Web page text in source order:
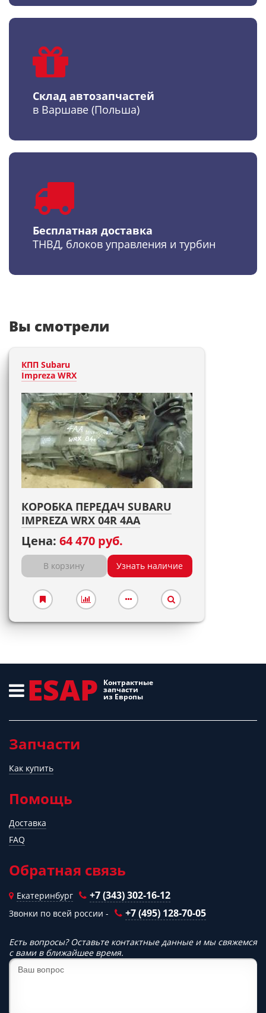
Склад автозапчастей
в Варшаве (Польша)
Бесплатная доставка
ТНВД, блоков управления и турбин
Вы смотрели
КПП Subaru
Impreza WRX
КОРОБКА ПЕРЕДАЧ SUBARU
IMPREZA WRX 04R 4AA
Цена: 64 470 руб.
В корзину Узнать наличие
ESAP Контрактные
запчасти
из Европы
Запчасти
Как купить
Помощь
Доставка
FAQ
Обратная связь
Екатеринбург +7 (343) 302-16-12
Звонки по всей россии - +7 (495) 128-70-05
Есть вопросы? Оставьте контактные данные и мы свяжемся
с вами в ближайшее время.